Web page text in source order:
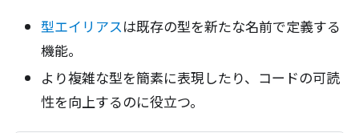
型エイリアスは既存の型を新たな名前で定義する
機能。
より複雑な型を簡素に表現したり、コードの可読
性を向上するのに役立つ。